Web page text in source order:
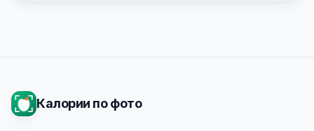
Калории по фото